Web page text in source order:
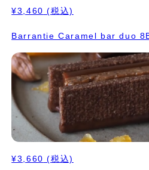
¥3,460 (税込)
Barrantie Caramel bar duo
¥3,660 (税込)